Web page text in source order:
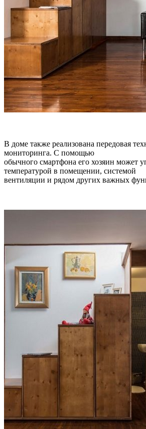
В доме также реализована передовая
мониторинга. С помощью
обычного смартфона его хозяин может
температурой в помещении, системой
вентиляции и рядом других важных